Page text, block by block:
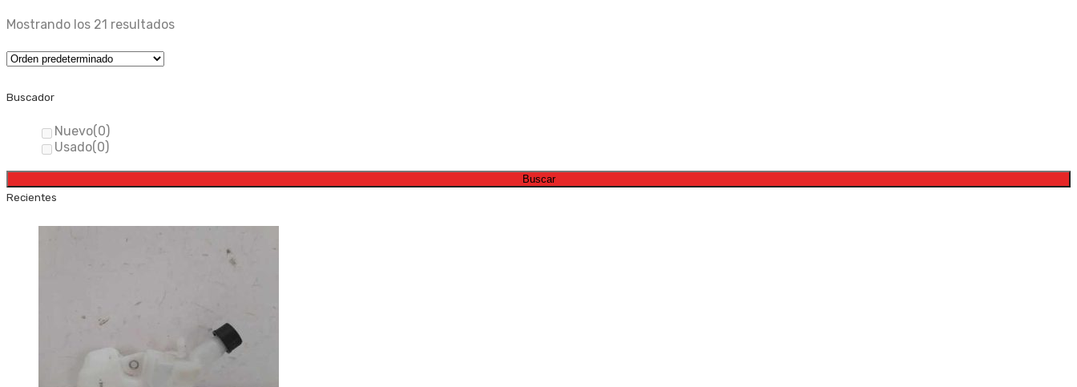
Mostrando los 21 resultados
Buscador
Nuevo(0)
Usado(0)
Buscar
Recientes